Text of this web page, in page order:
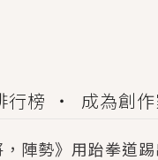
行榜 成為創作
陣勢》用跆拳道